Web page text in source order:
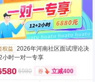
权益
2026年河南社区面试理论决
小时一对一专享
6980 立减400